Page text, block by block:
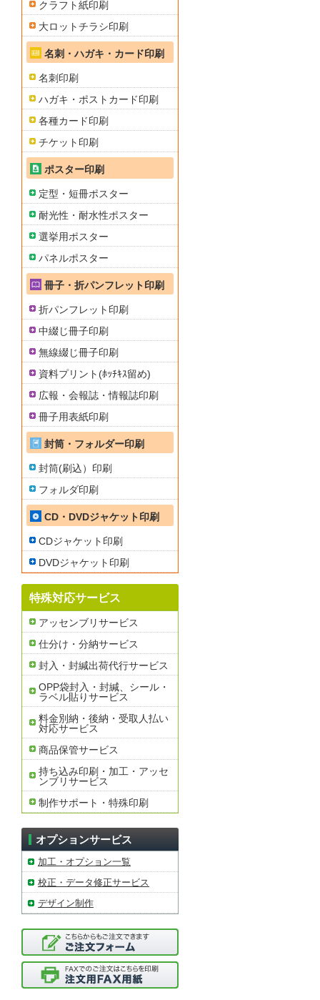
クラフト紙印刷
大ロットチラシ印刷
名刺・ハガキ・カード印刷
名刺印刷
ハガキ・ポストカード印刷
各種カード印刷
チケット印刷
ポスター印刷
定型・短冊ポスター
耐光性・耐水性ポスター
選挙用ポスター
パネルポスター
冊子・折パンフレット印刷
折パンフレット印刷
中綴じ冊子印刷
無線綴じ冊子印刷
資料プリント(ﾎｯﾁｷｽ留め)
広報・会報誌・情報誌印刷
冊子用表紙印刷
封筒・フォルダー印刷
封筒(刷込）印刷
フォルダ印刷
CD・DVDジャケット印刷
CDジャケット印刷
DVDジャケット印刷
特殊対応サービス
アッセンブリサービス
仕分け・分納サービス
封入・封緘出荷代行サービス
OPP袋封入・封緘、シール・
ラベル貼りサービス
料金別納・後納・受取人払い
対応サービス
商品保管サービス
持ち込み印刷・加工・アッセ
ンブリサービス
制作サポート・特殊印刷
オプションサービス
加工・オプション一覧
校正・データ修正サービス
デザイン制作